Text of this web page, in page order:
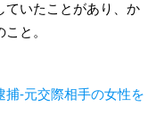
ていたことがあり、か
と。
捕-元交際相手の女性を